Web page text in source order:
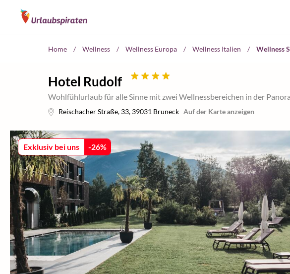
Home / Wellness / Wellness Europa / Wellness Italien / Wellness
Hotel Rudolf
Wohlfühlurlaub für alle Sinne mit zwei Wellnessbereichen in der
Reischacher Straße, 33, 39031 Bruneck Auf der Karte anzeigen
Exklusiv bei uns -26%